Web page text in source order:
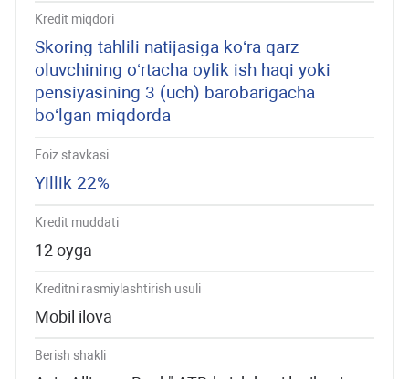
Kredit miqdori
Skoring tahlili natijasiga ko‘ra qarz
oluvchining o‘rtacha oylik ish haqi yoki
pensiyasining 3 (uch) barobarigacha
bo‘lgan miqdorda
Foiz stavkasi
Yillik 22%
Kredit muddati
12 oyga
Kreditni rasmiylashtirish usuli
Mobil ilova
Berish shakli